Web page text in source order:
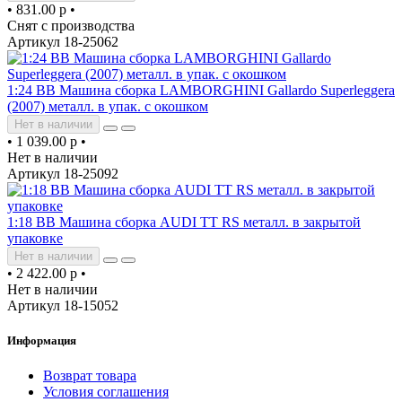
• 831.00 р •
Снят с производства
Артикул 18-25062
1:24 BB Машина сборка LAMBORGHINI Gallardo Superleggera
(2007) металл. в упак. с окошком
Нет в наличии
• 1 039.00 р •
Нет в наличии
Артикул 18-25092
1:18 BB Машина сборка AUDI TT RS металл. в закрытой
упаковке
Нет в наличии
• 2 422.00 р •
Нет в наличии
Артикул 18-15052
Информация
Возврат товара
Условия соглашения